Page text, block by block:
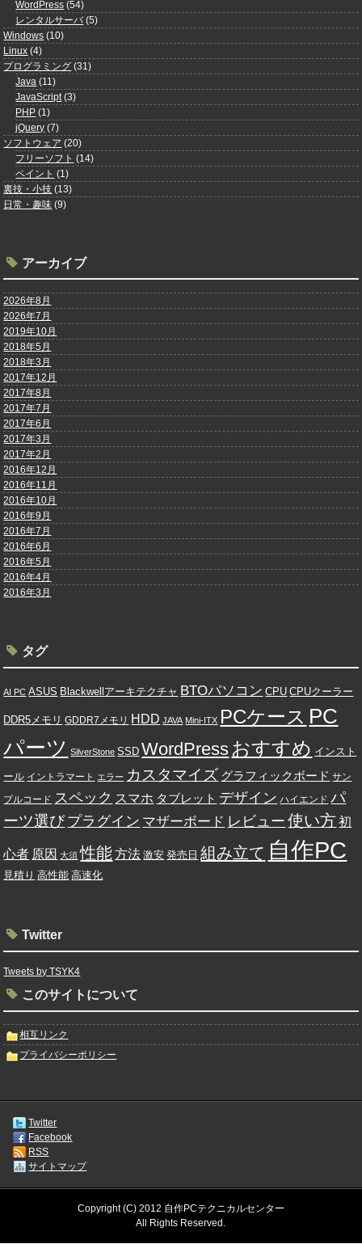
WordPress (54)
レンタルサーバ(5)
Windows (10)
Linux (4)
プログラミング (31)
Java (11)
JavaScript (3)
PHP (1)
jQuery (7)
ソフトウェア (20)
フリーソフト (14)
ペイント (1)
裏技・小技 (13)
日常・趣味 (9)
アーカイブ
2026年8月
2026年7月
2019年10月
2018年5月
2018年3月
2017年12月
2017年8月
2017年7月
2017年6月
2017年3月
2017年2月
2016年12月
2016年11月
2016年10月
2016年9月
2016年7月
2016年6月
2016年5月
2016年4月
2016年3月
タグ
AI PC ASUS Blackwellアーキテクチャ BTOパソコン CPU CPUクーラー
DDR5メモリ GDDR7メモリ HDD JAVA Mini-ITX PCケース PC
パーツ SilverStone SSD WordPress おすすめ インスト
ール イントラマート エラー カスタマイズ グラフィックボード サン
プルコード スペック スマホ タブレット デザイン ハイエンド パ
ーツ選びプラグイン マザーボード レビュー 使い方 初
心者 原因 大須 性能 方法 激安 発売日 組み立て 自作PC
見積り 高性能 高速化
Twitter
Tweets by TSYK4
このサイトについて
相互リンク
プライバシーポリシー
Twitter
Facebook
RSS
サイトマップ
Copyright (C) 2012 自作PCテクニカルセンター
All Rights Reserved.